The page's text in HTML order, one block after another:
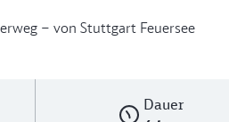
– von Stuttgart Feuersee
Dauer